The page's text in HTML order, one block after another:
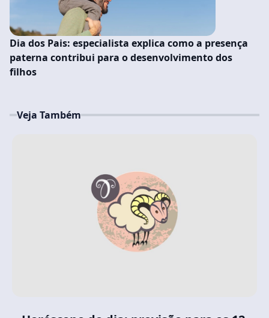
Dia dos Pais: especialista explica como a presença
paterna contribui para o desenvolvimento dos
filhos
Veja Também